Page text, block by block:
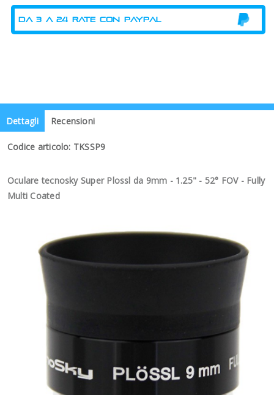
Dettagli Recensioni
Codice articolo: TKSSP9
Oculare tecnosky Super Plossl da 9mm - 1.25" - 52° FOV - Fully
Multi Coated